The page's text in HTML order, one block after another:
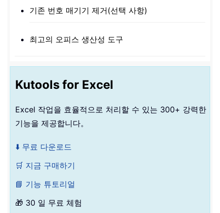
기존 번호 매기기 제거(선택 사항)
최고의 오피스 생산성 도구
Kutools for Excel
Excel 작업을 효율적으로 처리할 수 있는 300+ 강력한
기능을 제공합니다。
⬇️ 무료 다운로드
🛒 지금 구매하기
📘 기능 튜토리얼
🎁 30 일 무료 체험